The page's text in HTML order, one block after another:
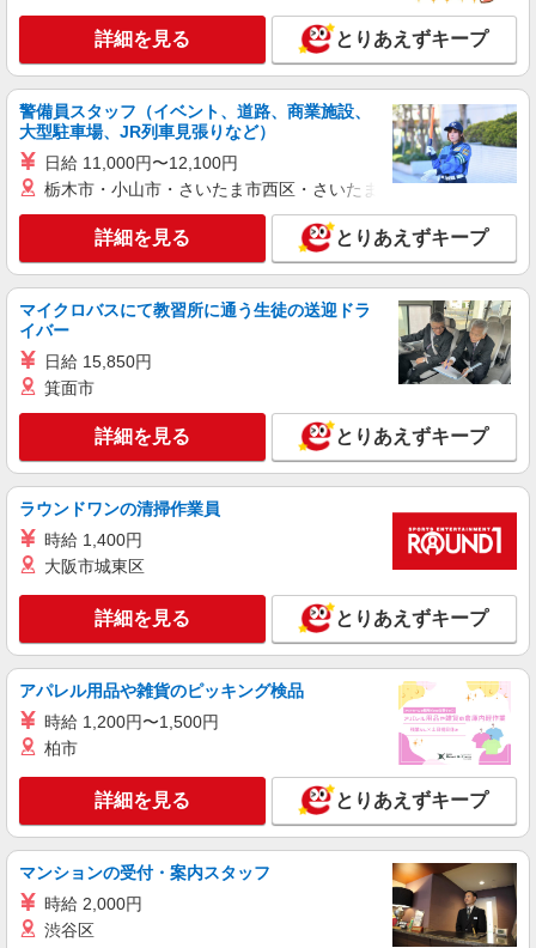
白河市★時給1450円〜！デイSTAFF♪未経験歓
迎！日払いOK！
時給1450円〜2062円 ＜日払い有/週払い有/交
通費全支給(ガソリン代含む)＞
白河市
キープ 詳細を見る
株式会社kotrio /●SD-H-2066221
≪白河市≫夜勤なし！未経験・ブランクOKの
デイスタッフ
時給1350円〜2062円 ＜日払い有/週払い有/交
キープ 詳細を見る
派遣社員
株式会社kotrio /●SD-H-1975295
白河市｜小さなグループホームで家事や生活の
時給1350円〜2062円 ＜日払い有/週払い有/交
通費全支給(ガソリン代含む)＞
白河市
キープ 詳細を見る
派遣社員
株式会社kotrio /●SD-H-2066469
タイパ最強！希望の働き方が叶う有料住宅のス
タッフ★＠白河市
時給1350円〜2062円 ＜日払い有/週払い有/交
通費全支給(ガソリン代含む)＞
詳細を見る とりあえずキープ
警備員スタッフ（イベント、道路、商業施設、
大型駐車場、JR列車見張りなど）
日給 11,000円〜12,100円
栃木市・小山市・さいたま市西区・さいたま市岩槻区・久喜市・
詳細を見る とりあえずキープ
マイクロバスにて教習所に通う生徒の送迎ドラ
イバー
日給 15,850円
箕面市
詳細を見る とりあえずキープ
ラウンドワンの清掃作業員
時給 1,400円
大阪市城東区
詳細を見る とりあえずキープ
アパレル用品や雑貨のピッキング検品
時給 1,200円〜1,500円
柏市
詳細を見る とりあえずキープ
マンションの受付・案内スタッフ
時給 2,000円
渋谷区